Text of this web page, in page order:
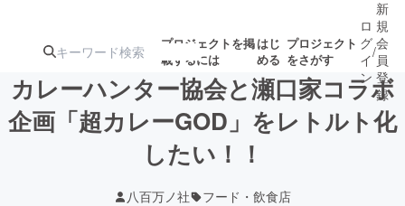
プロジェクトを掲
載するには
はじ
める
プロジェクト
をさがす
注目の新着プロ 募集終了が近いプ
ロ
グ
イ
ン
/
新
規
会
員
登
録
カレーハンター協会と瀬口家コラボ
企画「超カレーGOD」をレトルト化
したい！！
八百万ノ社 フード・飲食店